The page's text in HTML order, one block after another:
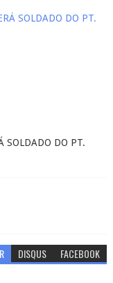
SOLDADO DO PT.
DISQUS FACEBOOK